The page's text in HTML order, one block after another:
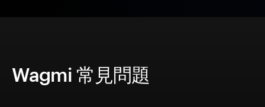
Wagmi 常見問題